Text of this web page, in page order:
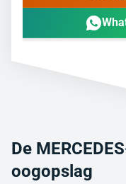
De
oogopslag